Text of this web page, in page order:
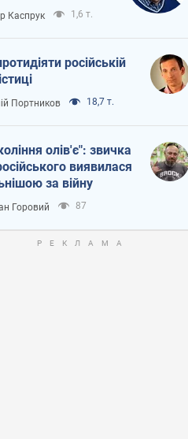
Каспрук 1,6 т.
російській
Портников 18,7 т.
олів'є": звичка
виявилася
за війну
Горовий 87